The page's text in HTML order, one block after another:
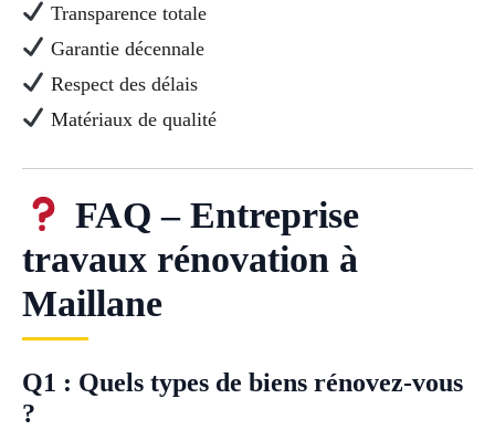
Transparence totale
Garantie décennale
Respect des délais
Matériaux de qualité
FAQ – Entreprise
travaux rénovation à
Maillane
Q1 : Quels types de biens rénovez-vous
?